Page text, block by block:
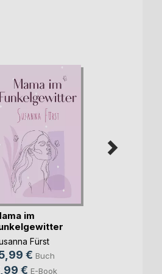
im
Fürst
€ Buch
€ E-Book